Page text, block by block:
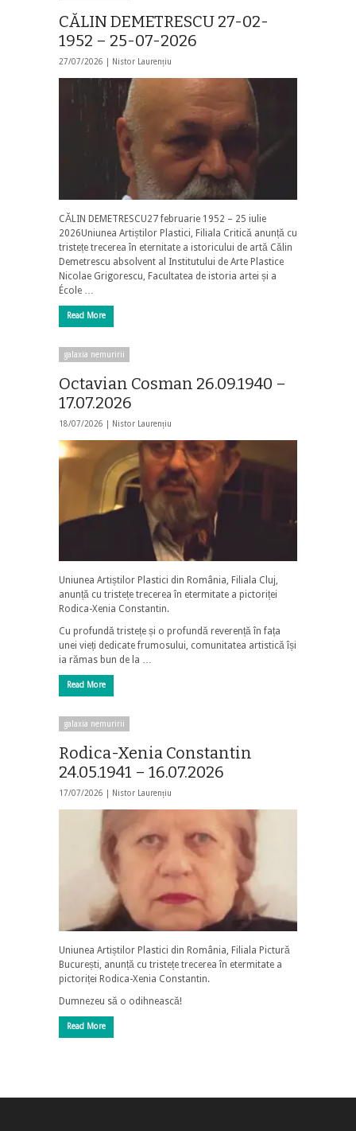
CĂLIN DEMETRESCU 27-02-
1952 – 25-07-2026
27/07/2026 | Nistor Laurențiu
CĂLIN DEMETRESCU27 februarie 1952 – 25 iulie
2026Uniunea Artiștilor Plastici, Filiala Critică anunță cu
tristețe trecerea în eternitate a istoricului de artă Călin
Demetrescu absolvent al Institutului de Arte Plastice
Nicolae Grigorescu, Facultatea de istoria artei și a
École …
Read More
galaxia nemuririi
Octavian Cosman 26.09.1940 –
17.07.2026
18/07/2026 | Nistor Laurențiu
Uniunea Artiștilor Plastici din România, Filiala Cluj,
anunță cu tristețe trecerea în etermitate a pictoriței
Rodica-Xenia Constantin.
Cu profundă tristețe și o profundă reverență în fața
unei vieți dedicate frumosului, comunitatea artistică își
ia rămas bun de la …
Read More
galaxia nemuririi
Rodica-Xenia Constantin
24.05.1941 – 16.07.2026
17/07/2026 | Nistor Laurențiu
Uniunea Artiștilor Plastici din România, Filiala Pictură
București, anunță cu tristețe trecerea în etermitate a
pictoriței Rodica-Xenia Constantin.
Dumnezeu să o odihnească!
Read More